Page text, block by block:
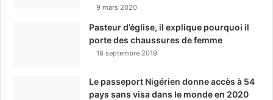
9 mars 2020
Pasteur d’église, il explique pourquoi il
porte des chaussures de femme
18 septembre 2019
Le passeport Nigérien donne accès à 54
pays sans visa dans le monde en 2020